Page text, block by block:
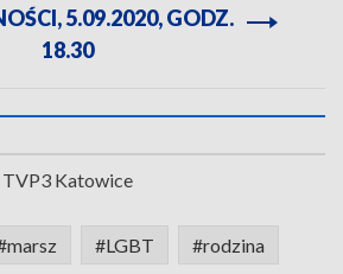
5.09.2020, GODZ.
18.30
Katowice
#LGBT #rodzina